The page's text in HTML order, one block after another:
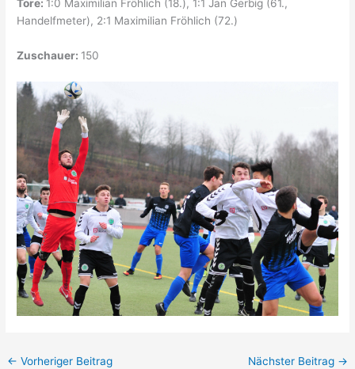
Tore: 1:0 Maximilian Fröhlich (18.), 1:1 Jan Gerbig (61.,
Handelfmeter), 2:1 Maximilian Fröhlich (72.)
Zuschauer: 150
← Vorheriger Beitrag Nächster Beitrag →